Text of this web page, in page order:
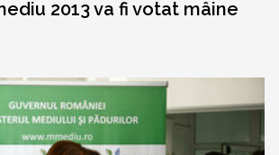
2013 va fi votat mâine